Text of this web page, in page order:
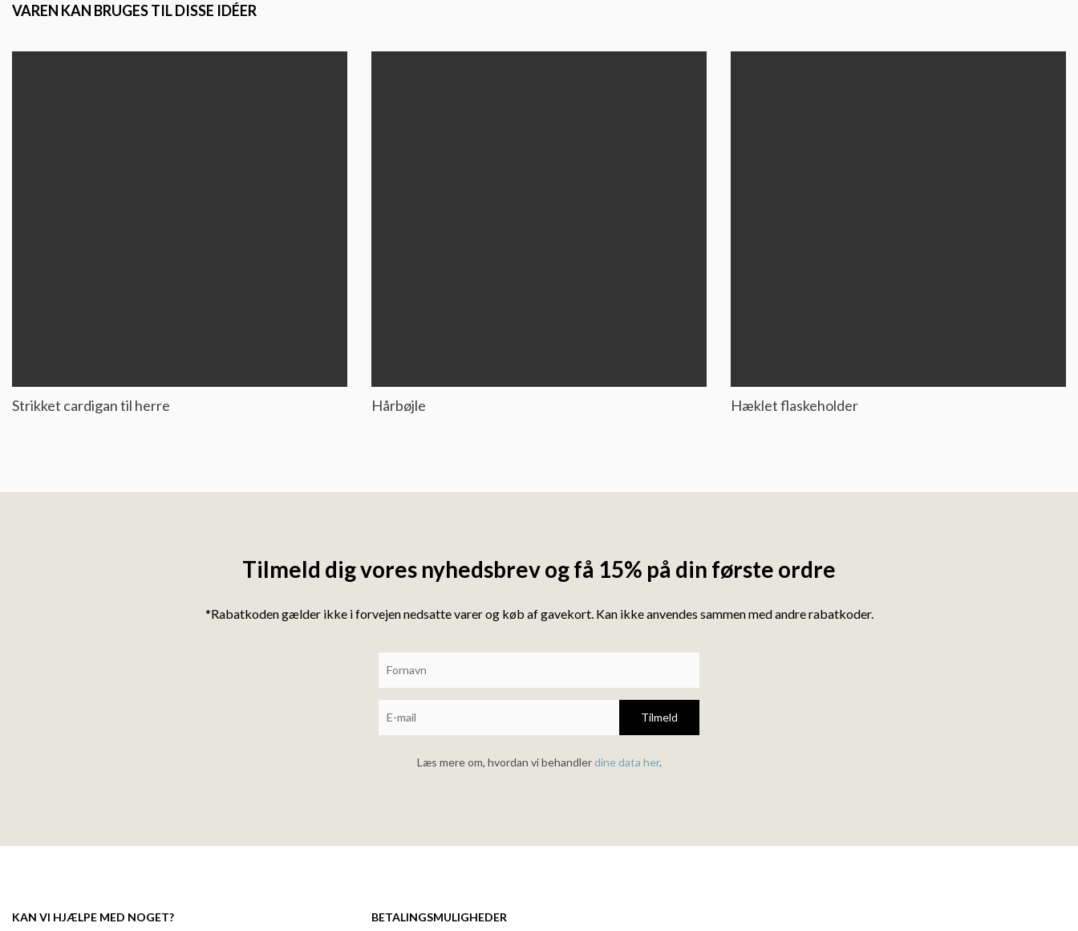
VAREN KAN BRUGES TIL DISSE IDÉER
Strikket cardigan til herre Hårbøjle Hæklet flaskeholder
Tilmeld dig vores nyhedsbrev og få 15% på din første ordre
*Rabatkoden gælder ikke i forvejen nedsatte varer og køb af gavekort. Kan ikke anvendes sammen med andre rabatkoder.
Tilmeld
Læs mere om, hvordan vi behandlerdine data her.
KAN VI HJÆLPE MED NOGET? BETALINGSMULIGHEDER